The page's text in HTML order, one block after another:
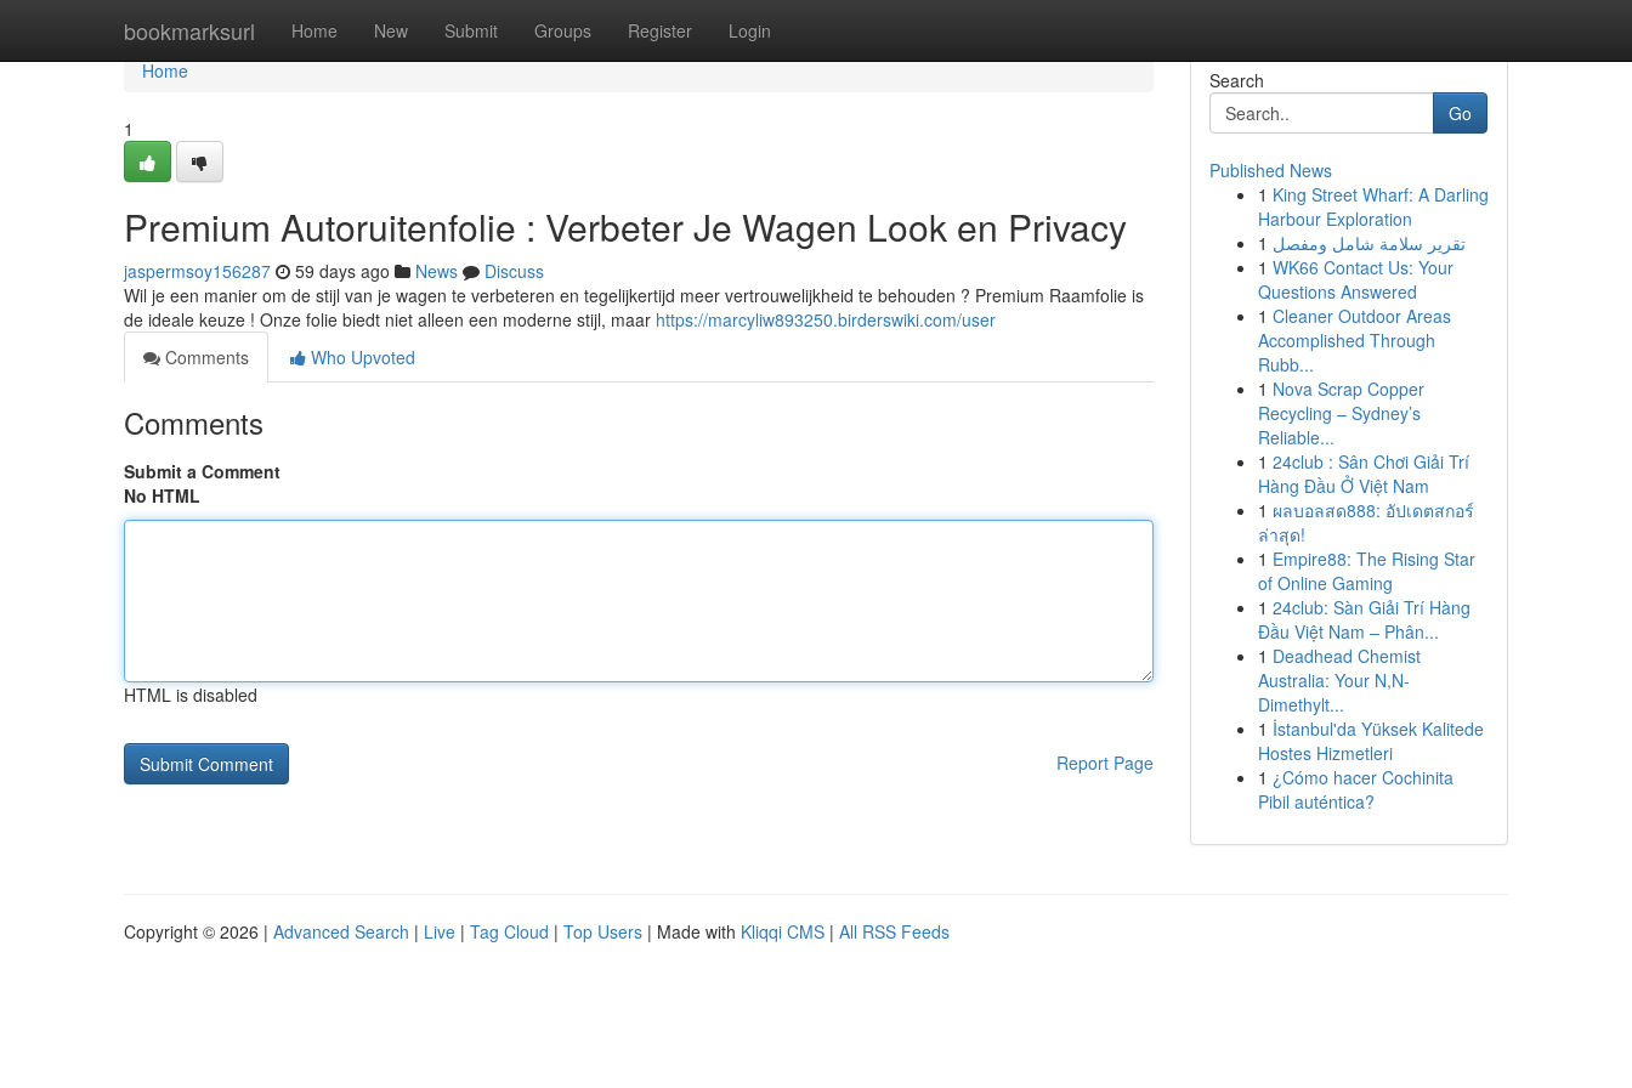
bookmarksurl Home New Submit Groups Register Login
Home
Home
1
Premium Autoruitenfolie : Verbeter Je Wagen Look en Privacy
jaspermsoy156287 59 days ago News
Discuss
Wil je een manier om de stijl van je wagen te verbeteren en tegelijkertijd meer vertrouwelijkheid te behouden ? Premium Raamfolie is
de ideale keuze ! Onze folie biedt niet alleen een moderne stijl, maar https://marcyliw893250.birderswiki.com/user
Comments
Who Upvoted
Comments
Submit a Comment
No HTML
HTML is disabled
Report Page
Search
Go
Published News
1 King Street Wharf: A Darling
Harbour Exploration
1 تقرير سلامة شامل ومفصل
1 WK66 Contact Us: Your
Questions Answered
1 Cleaner Outdoor Areas
Accomplished Through
Rubb...
1 Nova Scrap Copper
Recycling – Sydney’s
Reliable...
1 24club : Sân Chơi Giải Trí
Hàng Đầu Ở Việt Nam
1 ผลบอลสด888: อัปเดตสกอร์
ล่าสุด!
1 Empire88: The Rising Star
of Online Gaming
1 24club: Sàn Giải Trí Hàng
Đầu Việt Nam – Phân...
1 Deadhead Chemist
Australia: Your N,N-
Dimethylt...
1 İstanbul'da Yüksek Kalitede
Hostes Hizmetleri
1 ¿Cómo hacer Cochinita
Pibil auténtica?
Copyright © 2026 | Advanced Search | Live | Tag Cloud | Top Users | Made with Kliqqi CMS | All RSS Feeds